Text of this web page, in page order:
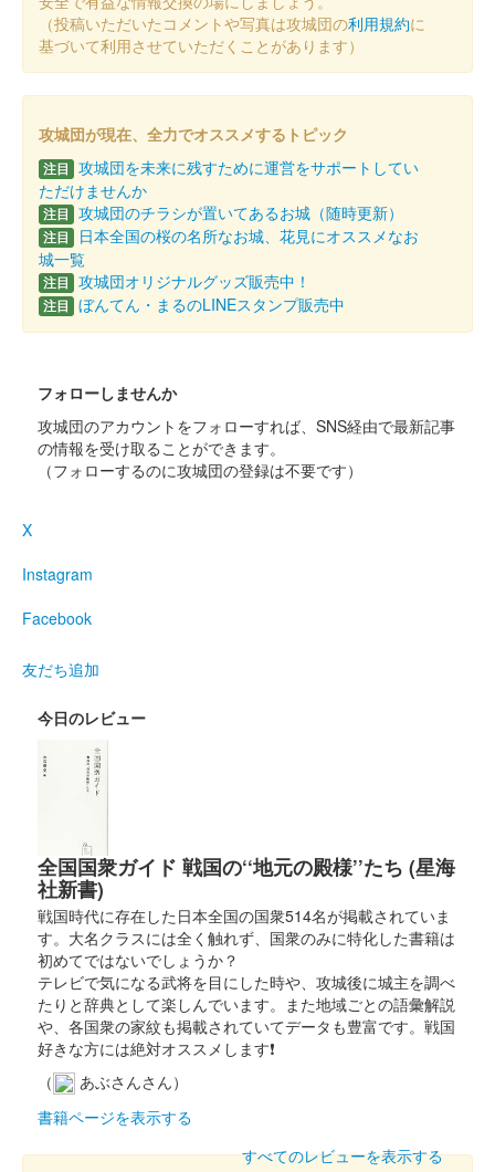
だるま市開催記念版
高崎名物のだるまをデザインに取り入れた御城印
高崎城 御城印 冬限定版
和田城（高崎城） 御城印 冬限定版
高崎城 御城印 越前若狭お城フェス限定版
井伊直政がデザインされた高崎城の御城印と井伊直政の武将印の
2枚セットで販売。2枚合わせると井伊家の家紋「丸に橘」と井伊
直政があらわれる。50枚限定
50枚限定
高崎城 御城印
高崎城 御城印
和田城 御城印
高崎城 御城印 御城印合戦福知山限定版
販売終了
令和6年9月8日に開催された御城印合戦in福知山のいわつき武者
の倉〜関東友城出展プロジェクト〜のブースにて販売された御城
印。40枚限定
（投稿いただいたコメントや写真は攻城団の利用規約に
基づいて利用させていただくことがあります）
攻城団が現在、全力でオススメするトピック
注目 攻城団を未来に残すために運営をサポートしてい
ただけませんか
注目 攻城団のチラシが置いてあるお城（随時更新）
注目
日本全国の桜の名所なお城、花見にオススメなお
城一覧
注目 攻城団オリジナルグッズ販売中！
注目 ぼんてん・まるのLINEスタンプ販売中
フォローしませんか
攻城団のアカウントをフォローすれば、SNS経由で最新記事
の情報を受け取ることができます。
（フォローするのに攻城団の登録は不要です）
X
Instagram
Facebook
友だち追加
今日のレビュー
全国国衆ガイド 戦国の‘‘地元の殿様’’たち (星海
社新書)
戦国時代に存在した日本全国の国衆514名が掲載されていま
す。大名クラスには全く触れず、国衆のみに特化した書籍は
初めてではないでしょうか？
テレビで気になる武将を目にした時や、攻城後に城主を調べ
たりと辞典として楽しんでいます。また地域ごとの語彙解説
や、各国衆の家紋も掲載されていてデータも豊富です。戦国
好きな方には絶対オススメします❗
（
あぶさんさん）
書籍ページを表示する
すべてのレビューを表示する